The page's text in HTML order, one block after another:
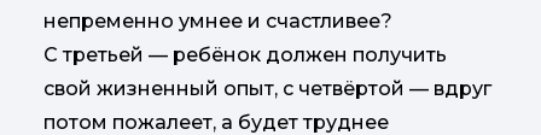
непременно умнее и счастливее?
С третьей — ребёнок должен получить
свой жизненный опыт, с четвёртой — вдруг
потом пожалеет, а будет труднее